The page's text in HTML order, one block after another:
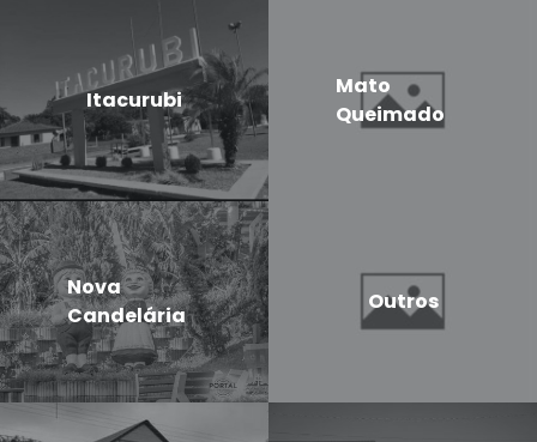
Itacurubi
Mato
Queimado
Nova
Candelária
Outros